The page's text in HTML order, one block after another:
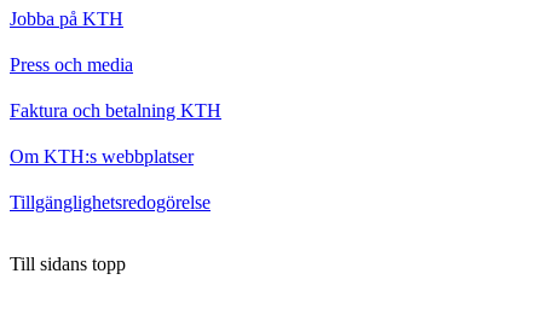
Jobba på KTH
Press och media
Faktura och betalning KTH
Om KTH:s webbplatser
Tillgänglighetsredogörelse
Till sidans topp